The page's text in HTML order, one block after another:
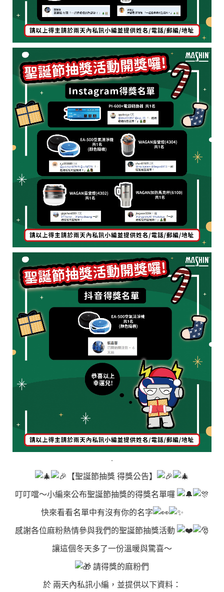
.
【聖誕節抽獎 得獎公告】
叮叮噹～小編來公布聖誕節抽獎的得獎名單囉
快來看看名單中有沒有你的名字
感謝各位麻粉熱情參與我們的聖誕節抽獎活動
讓這個冬天多了一份溫暖與驚喜～
請得獎的麻粉們
於 兩天內私訊小編，並提供以下資料：